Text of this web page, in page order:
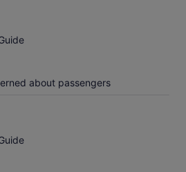
about passengers